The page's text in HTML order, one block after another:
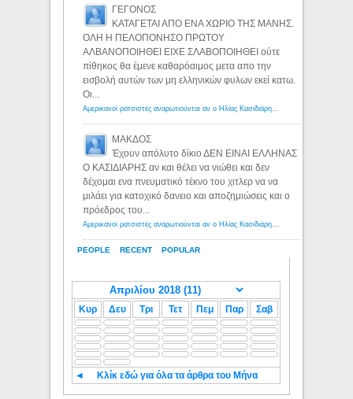
PEOPLE RECENT POPULAR
ΓΕΓΟΝΟΣ
ΚΑΤΑΓΕΤΑΙ ΑΠΟ ΕΝΑ ΧΩΡΙΟ ΤΗΣ ΜΑΝΗΣ.
ΟΛΗ Η ΠΕΛΟΠΟΝΗΣΟ ΠΡΩΤΟΥ
ΑΛΒΑΝΟΠΟΙΗΘΕΙ ΕΙΧΕ ΣΛΑΒΟΠΟΙΗΘΕΙ ούτε
πίθηκος θα έμενε καθαρόαιμος μετα απο την
εισβολή αυτών των μη ελληνικών φυλων εκεί κατω.
Οι...
Αμερικανοί ρατσιστές αναρωτιούνται αν ο Ηλίας Κασιδιάρης ανήκει στη λευκή φυλή... - Λόγιος Ερμής
ΜΑΚΔΟΣ
Έχουν απόλυτο δίκιο ΔΕΝ ΕΙΝΑΙ ΕΛΛΗΝΑΣ
Ο ΚΑΣΙΔΙΑΡΗΣ αν και θέλει να νιώθει και δεν
δέχομαι ενα πνευματικό τέκνο του χιτλερ να να
μιλάει για κατοχικό δανειο και αποζημιώσεις και ο
πρόεδρος του...
Αμερικανοί ρατσιστές αναρωτιούνται αν ο Ηλίας Κασιδιάρης ανήκει στη λευκή φυλή... - Λόγιος Ερμής
Κυρ Δευ Τρι Τετ Πεμ Παρ Σαβ
◄ Κλίκ εδώ για όλα τα άρθρα του Μήνα